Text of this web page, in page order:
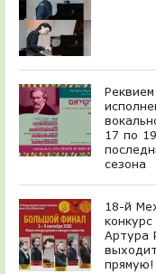
17 по
сезона
18-й
Артура